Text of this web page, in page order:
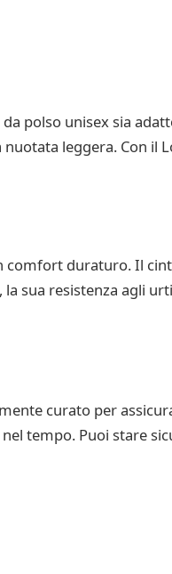
polso unisex sia
leggera. Con il
comfort duraturo. Il
sua resistenza agli
curato per
tempo. Puoi stare